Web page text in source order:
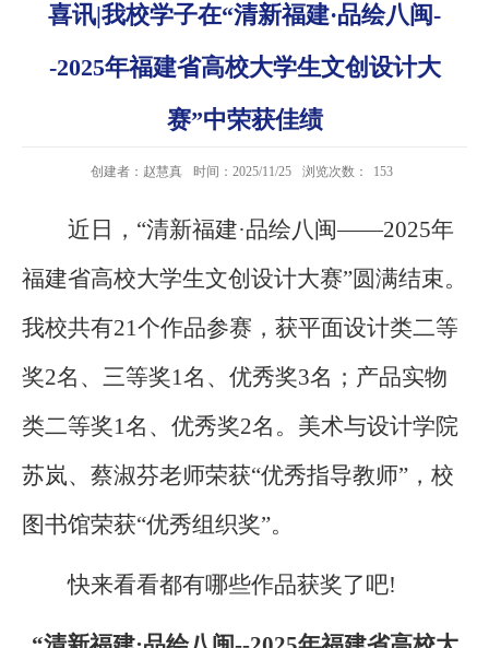
喜讯|我校学子在“清新福建·品绘八闽-
-2025年福建省高校大学生文创设计大
赛”中荣获佳绩
创建者：赵慧真 时间：2025/11/25 浏览次数： 153
近日，“清新福建·品绘八闽——2025年
福建省高校大学生文创设计大赛”圆满结束。
我校共有21个作品参赛，获平面设计类二等
奖2名、三等奖1名、优秀奖3名；产品实物
类二等奖1名、优秀奖2名。美术与设计学院
苏岚、蔡淑芬老师荣获“优秀指导教师”，校
图书馆荣获“优秀组织奖”。
快来看看都有哪些作品获奖了吧!